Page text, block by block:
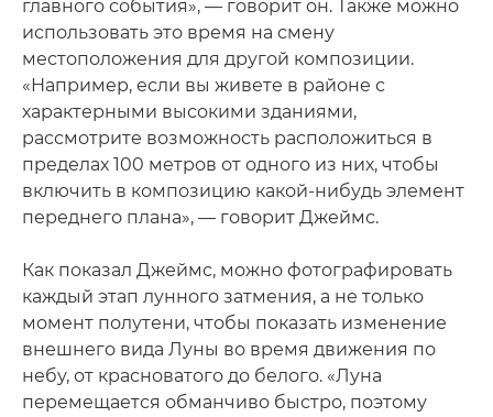
главного события», — говорит он. Также можно
использовать это время на смену
местоположения для другой композиции.
«Например, если вы живете в районе с
характерными высокими зданиями,
рассмотрите возможность расположиться в
пределах 100 метров от одного из них, чтобы
включить в композицию какой-нибудь элемент
переднего плана», — говорит Джеймс.
Как показал Джеймс, можно фотографировать
каждый этап лунного затмения, а не только
момент полутени, чтобы показать изменение
внешнего вида Луны во время движения по
небу, от красноватого до белого. «Луна
перемещается обманчиво быстро, поэтому